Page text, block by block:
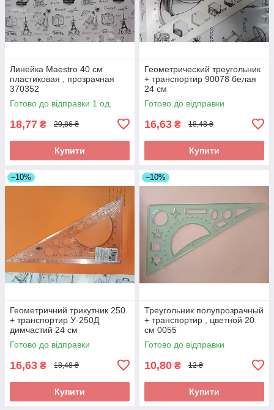
Линейка Maestro 40 см
пластиковая , прозрачная
370352
Готово до відправки 1 од.
18,77 ₴ 20,86 ₴
Купити
Геометрический треугольник
+ транспортир 90078 белая
24 см
Готово до відправки
16,63 ₴ 18,48 ₴
Купити
–10%
Геометричний трикутник 250
+ транспортир У-250Д
димчастий 24 см
Готово до відправки
16,63 ₴ 18,48 ₴
Купити
–10%
Треугольник полупрозрачный
+ транспортир , цветной 20
см 0055
Готово до відправки
10,80 ₴ 12 ₴
Купити